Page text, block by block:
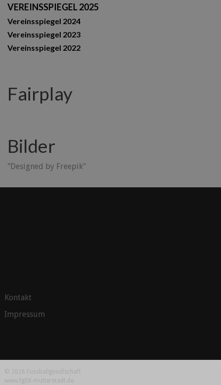
VEREINSSPIEGEL 2025
Vereinsspiegel 2024
Vereinsspiegel 2023
Vereinsspiegel 2022
Fairplay
Bilder
"Designed by Freepik"
Kontakt
Impressum
© 2026 Fussballgesellschaft
www.fg08-mutterstadt.de